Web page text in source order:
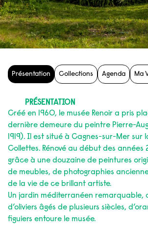
Présentation Collections Agenda Ma
PRÉSENTATION
Créé en 1960, le musée Renoir a pris
dernière demeure du peintre Pierre-
1919). Il est situé à Cagnes-sur-Mer sur
Collettes. Rénové au début des années
grâce à une douzaine de peintures
de meubles, de photographies
de la vie de ce brillant artiste.
Un jardin méditerranéen remarquable,
d’oliviers âgés de plusieurs siècles,
figuiers entoure le musée.